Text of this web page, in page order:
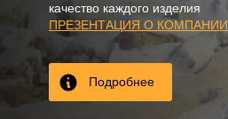
качество каждого изделия
ПРЕЗЕНТАЦИЯ О КОМПАНИИ
Подробнее